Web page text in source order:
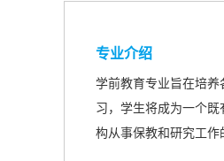
专业介绍
学前教育专业旨在培
习，学生将成为一个
构从事保教和研究工作